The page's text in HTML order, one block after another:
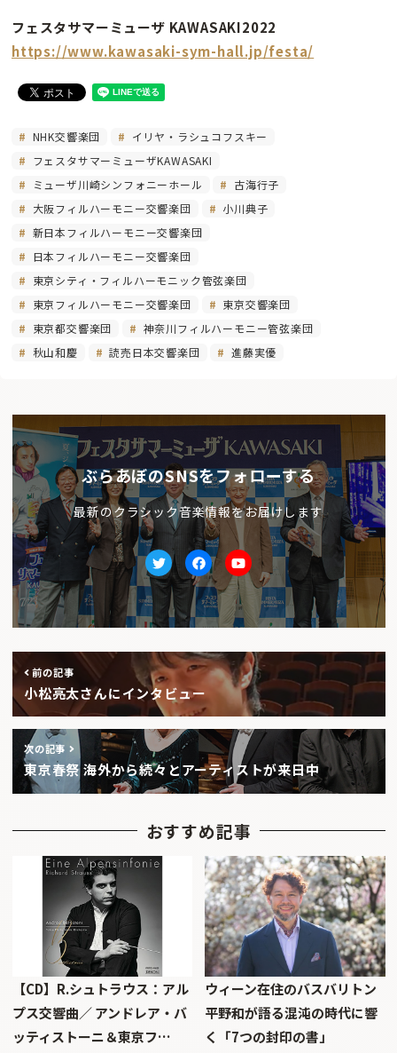
フェスタサマーミューザ KAWASAKI2022
https://www.kawasaki-sym-hall.jp/festa/
NHK交響楽団
イリヤ・ラシュコフスキー
フェスタサマーミューザKAWASAKI
ミューザ川崎シンフォニーホール
古海行子
大阪フィルハーモニー交響楽団
小川典子
新日本フィルハーモニー交響楽団
日本フィルハーモニー交響楽団
東京シティ・フィルハーモニック管弦楽団
東京フィルハーモニー交響楽団
東京交響楽団
東京都交響楽団
神奈川フィルハーモニー管弦楽団
秋山和慶
読売日本交響楽団 進藤実優
ぶらあぼのSNSをフォローする
最新のクラシック音楽情報をお届けします
TwitterfacebookYoutube
前の記事
小松亮太さんにインタビュー
次の記事
東京春祭 海外から続々とアーティストが来日中
おすすめ記事
【CD】R.シュトラウス：アル
プス交響曲／ アンドレア・バ
ッティストーニ＆東京フ…
ウィーン在住のバスバリトン
平野和が語る混沌の時代に響
く「7つの封印の書」